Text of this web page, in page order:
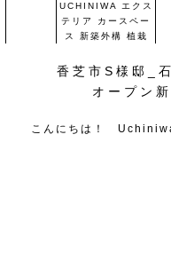
UCHINIWA エクス
テリア
カースペー
ス
新築外構 植栽
香芝市S様邸_
オープン
こんにちは！